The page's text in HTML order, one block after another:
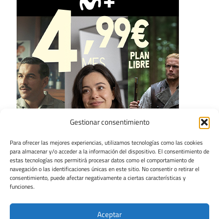
Gestionar consentimiento
Para ofrecer las mejores experiencias, utilizamos tecnologías como las cookies
para almacenar y/o acceder a la información del dispositivo. El consentimiento de
estas tecnologías nos permitirá procesar datos como el comportamiento de
navegación o las identificaciones únicas en este sitio. No consentir o retirar el
consentimiento, puede afectar negativamente a ciertas características y
funciones.
Aceptar